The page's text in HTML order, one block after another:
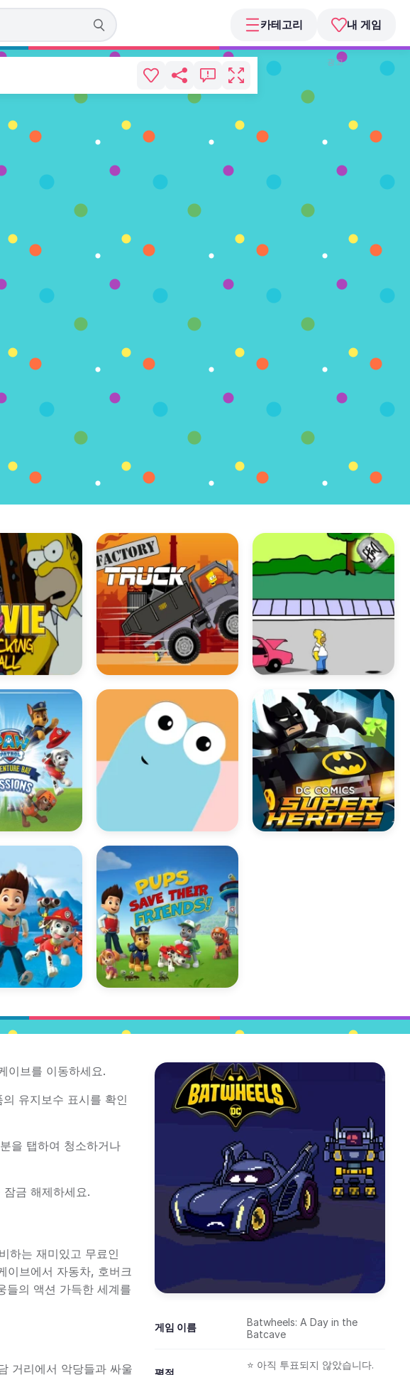
카테고리 내 게임
광고
이브를 이동하세요.
유지보수 표시를 확인
을 탭하여 청소하거나
금 해제하세요.
하는 재미있고 무료인
이브에서 자동차, 호버크
들의 액션 가득한 세계를
거리에서 악당들과 싸울
게임 이름
Batwheels: A Day in the
Batcave
평점
⭐ 아직 투표되지 않았습니다.